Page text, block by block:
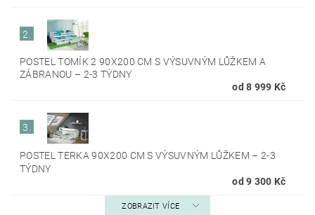
2.
POSTEL TOMÍK 2 90X200 CM S VÝSUVNÝM LŮŽKEM A
ZÁBRANOU – 2-3 TÝDNY
od 8 999 Kč
3.
POSTEL TERKA 90X200 CM S VÝSUVNÝM LŮŽKEM – 2-3
TÝDNY
od 9 300 Kč
ZOBRAZIT VÍCE